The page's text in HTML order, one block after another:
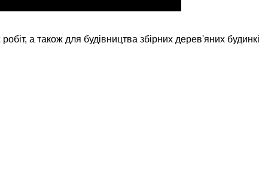
а також для будівництва збірних дерев'яних